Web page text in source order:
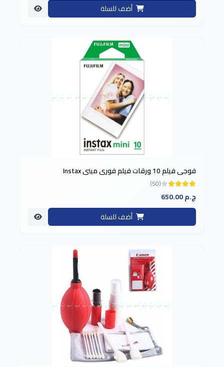
أضف للسلة
فوجي فيلم 10 ورقات فيلم فوري ميني Instax
(50)
650.00 ج.م
أضف للسلة